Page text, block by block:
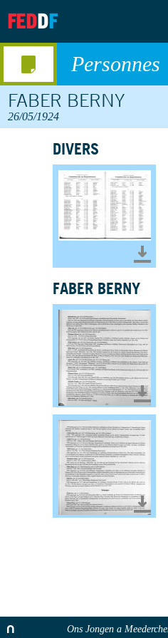
FEDDF
Personnes
FABER BERNY
26/05/1924
DIVERS
FABER BERNY
Ons Jongen a